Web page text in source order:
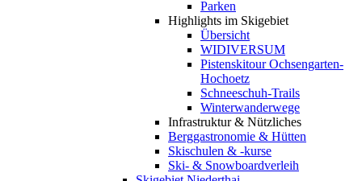
Parken
Highlights im Skigebiet
Übersicht
WIDIVERSUM
Pistenskitour Ochsengarten-
Hochoetz
Schneeschuh-Trails
Winterwanderwege
Infrastruktur & Nützliches
Berggastronomie & Hütten
Skischulen & -kurse
Ski- & Snowboardverleih